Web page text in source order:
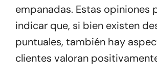
empanadas. Estas opiniones
indicar que, si bien existen
puntuales, también hay
clientes valoran